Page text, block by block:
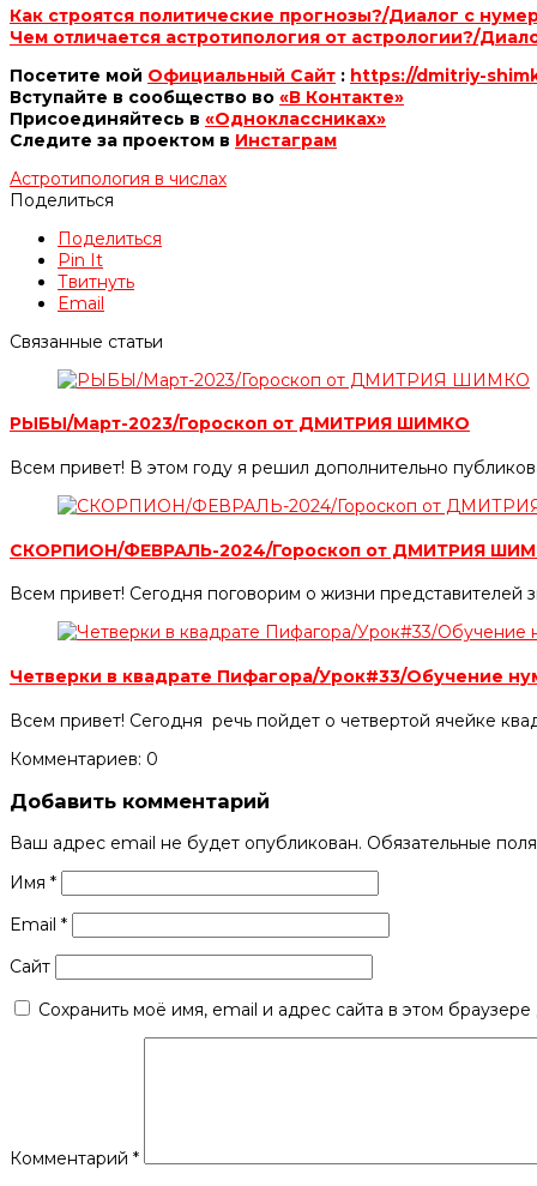
Как строятся политические прогнозы?/Диалог с
Чем отличается астротипология от астрологии?/
Посетите мой Официальный Сайт : https://dmitriy-
Вступайте в сообщество во «В Контакте»
Присоединяйтесь в «Одноклассниках»
Следите за проектом в Инстаграм
Астротипология в числах
Поделиться
Поделиться
Pin It
Твитнуть
Email
Связанные статьи
РЫБЫ/Март-2023/Гороскоп от ДМИТРИЯ ШИМКО
Всем привет! В этом году я решил дополнительно
СКОРПИОН/ФЕВРАЛЬ-2024/Гороскоп от ДМИТРИЯ
Всем привет! Сегодня поговорим о жизни
Четверки в квадрате Пифагора/Урок#33/Обучение
Всем привет! Сегодня речь пойдет о четвертой ячейке
Комментариев: 0
Добавить комментарий
Ваш адрес email не будет опубликован. Обязательные
Имя *
Email *
Сайт
Сохранить моё имя, email и адрес сайта в этом
Комментарий *